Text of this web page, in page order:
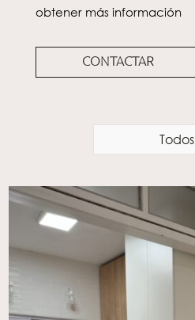
obtener más información
CONTACTAR
Todos